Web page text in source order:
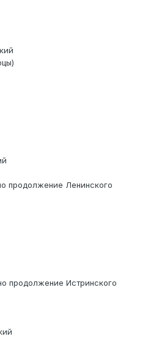
продолжение Ленинского
продолжение Истринского